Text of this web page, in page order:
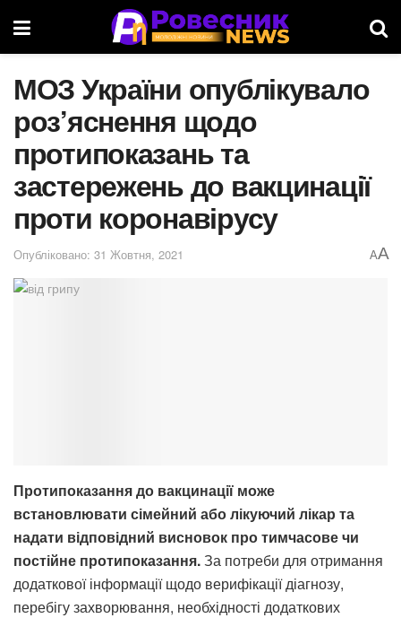
МОЗ України опублікувало
роз’яснення щодо
протипоказань та
застережень до вакцинації
проти коронавірусу
Опубліковано: 31 Жовтня, 2021 AA
Протипоказання до вакцинації може
встановлювати сімейний або лікуючий лікар та
надати відповідний висновок про тимчасове чи
постійне протипоказання.За потреби для отримання
додаткової інформації щодо верифікації діагнозу,
перебігу захворювання, необхідності додаткових